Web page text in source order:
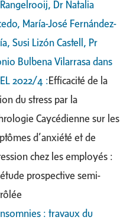
Dr Natalia
María-José Fernández-
Susi Lizón Castell, Pr
Bulbena Vilarrasa dans
2022/4 :Efficacité de la
du stress par la
Caycédienne sur les
d’anxiété et de
chez les employés :
prospective semi-
: travaux du